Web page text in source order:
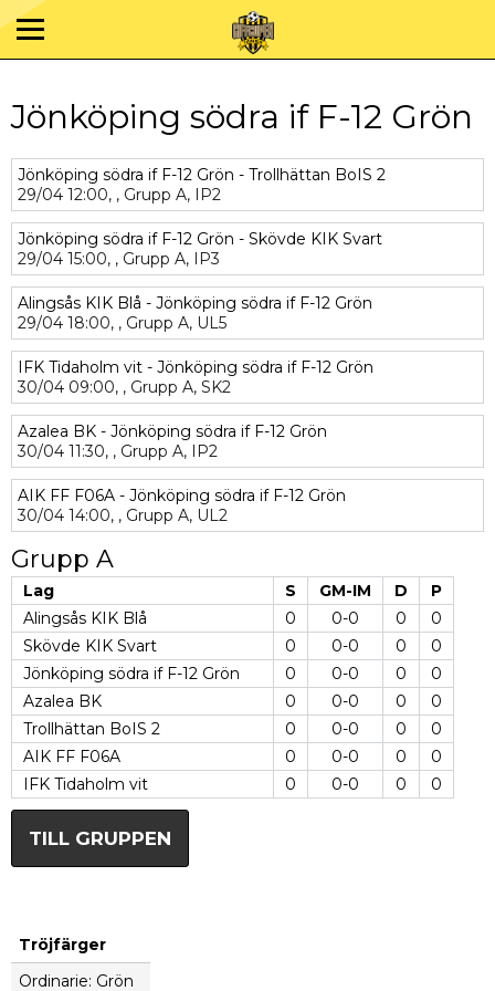
Jönköping södra if F-12 Grön
Jönköping södra if F-12 Grön - Trollhättan BoIS 2
29/04 12:00, , Grupp A, IP2
Jönköping södra if F-12 Grön - Skövde KIK Svart
29/04 15:00, , Grupp A, IP3
Alingsås KIK Blå - Jönköping södra if F-12 Grön
29/04 18:00, , Grupp A, UL5
IFK Tidaholm vit - Jönköping södra if F-12 Grön
30/04 09:00, , Grupp A, SK2
Azalea BK - Jönköping södra if F-12 Grön
30/04 11:30, , Grupp A, IP2
AIK FF F06A - Jönköping södra if F-12 Grön
30/04 14:00, , Grupp A, UL2
Grupp A
Lag S GM-IM D
P
Alingsås KIK Blå
0 0-0 0
0
Skövde KIK Svart
0 0-0 0
0
Jönköping södra if F-12 Grön
0 0-0 0
0
Azalea BK
0 0-0 0
0
Trollhättan BoIS 2
0 0-0 0
0
AIK FF F06A
0 0-0 0
0
IFK Tidaholm vit
0 0-0 0 0
TILL GRUPPEN
Tröjfärger
Ordinarie: Grön